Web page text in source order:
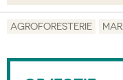
AGROFORESTERIE